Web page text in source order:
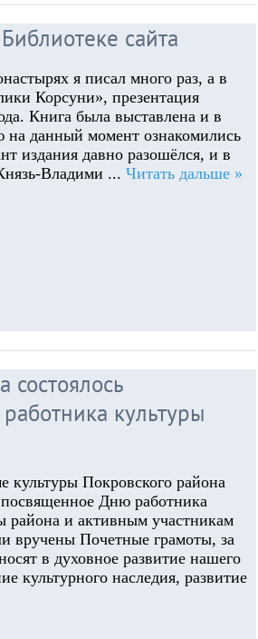
сайта
я писал много раз, а в
Корсуни», презентация
Книга была выставлена и в
на данный момент ознакомились
издания давно разошёлся, и в
Владими ... Читать дальше »
культуры
культуры Покровского района
посвященное Дню работника
района и активным участникам
вручены Почетные грамоты, за
в духовное развитие нашего
культурного наследия, развитие